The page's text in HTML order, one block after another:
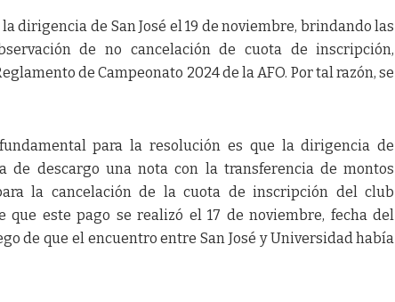
dirigencia de San José el 19 de noviembre, brindando las
de no cancelación de cuota de inscripción,
de Campeonato 2024 de la AFO. Por tal razón, se
para la resolución es que la dirigencia de
de descargo una nota con la transferencia de montos
la cancelación de la cuota de inscripción del club
que este pago se realizó el 17 de noviembre, fecha del
de que el encuentro entre San José y Universidad había